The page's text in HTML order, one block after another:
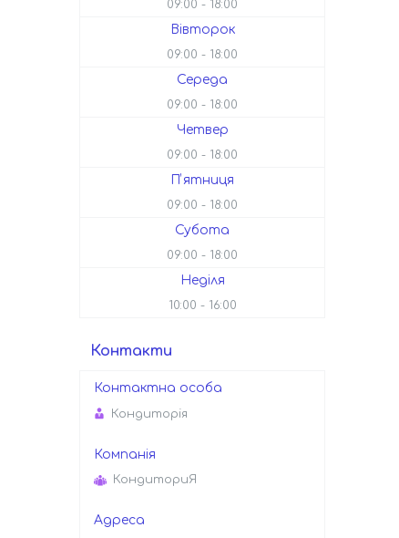
09:00 18:00
Вівторок
09:00 18:00
Середа
09:00 18:00
Четвер
09:00 18:00
Пʼятниця
09:00 18:00
Субота
09:00 18:00
Неділя
10:00 16:00
Контакти
Кондиторiя
КондиториЯ